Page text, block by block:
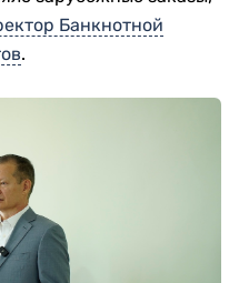
Банкнотной
.